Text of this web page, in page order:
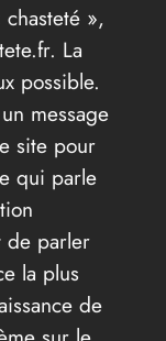
»,
La
possible.
message
site pour
qui parle
de parler
la plus
de